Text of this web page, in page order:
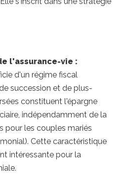
l'assurance-vie :
d'un régime fiscal
succession et de plus-
constituent l'épargne
indépendamment de la
pour les couples mariés
Cette caractéristique
intéressante pour la